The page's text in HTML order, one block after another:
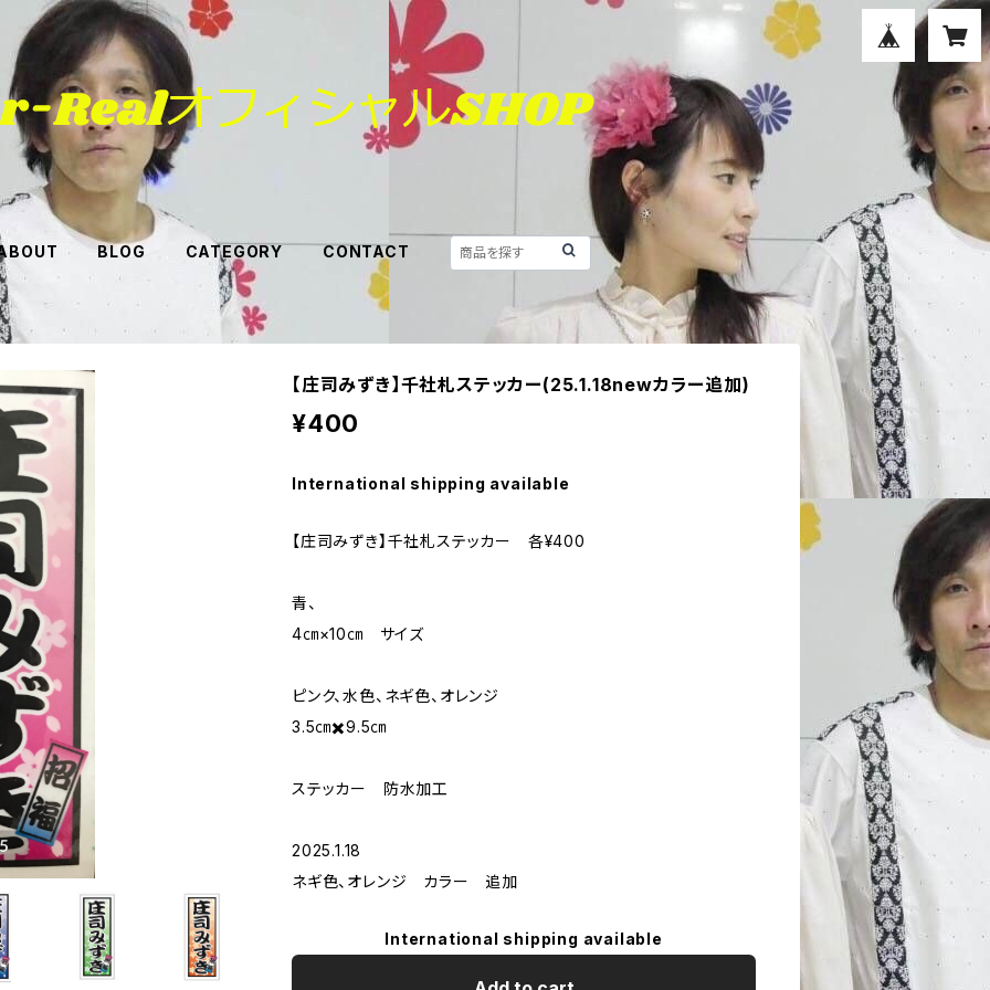
BLOG CATEGORY CONTACT
【庄司みずき】千社札ステッカー(25.1.18newカラー追加)
¥400
International shipping available
【庄司みずき】千社札ステッカー 各¥400
青、
4㎝×10㎝ サイズ
ピンク、水色、ネギ色、オレンジ
3.5㎝✖️9.5㎝
ステッカー 防水加工
2025.1.18
ネギ色、オレンジ カラー 追加
International shipping available